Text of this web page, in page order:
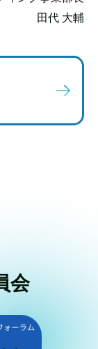
田代 大輔
会